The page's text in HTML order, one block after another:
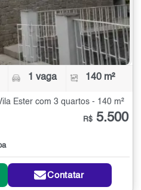
1 vaga 140 m²
Ester com 3 quartos - 140 m²
R$ 5.500
Contatar